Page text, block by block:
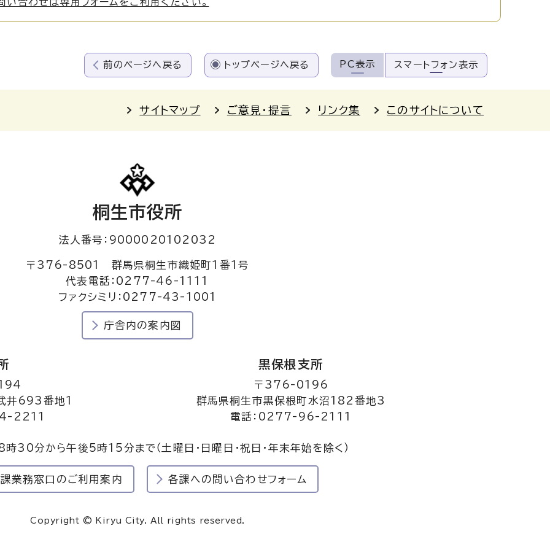
前のページへ戻る トップページへ戻る PC表示 スマートフォン表示
サイトマップ ご意見・提言 リンク集 このサイトについて
桐生市役所
法人番号：9000020102032
〒376-8501 群馬県桐生市織姫町1番1号
代表電話：0277-46-1111
ファクシミリ：0277-43-1001
庁舎内の案内図
井693番地1
2211
黒保根支所
〒376-0196
群馬県桐生市黒保根町水沼182番地3
電話：0277-96-2111
8時30分から午後5時15分まで（土曜日・日曜日・祝日・年末年始を除く）
業務窓口のご利用案内 各課への問い合わせフォーム
Copyright © Kiryu City. All rights reserved.